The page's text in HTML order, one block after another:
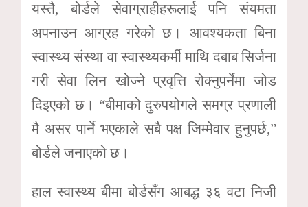
यस्तै, बोर्डले सेवाग्राहीहरूलाई पनि संयमता
अपनाउन आग्रह गरेको छ। आवश्यकता बिना
स्वास्थ्य संस्था वा स्वास्थ्यकर्मी माथि दबाब सिर्जना
गरी सेवा लिन खोज्ने प्रवृत्ति रोक्नुपर्नेमा जोड
दिइएको छ। “बीमाको दुरुपयोगले समग्र प्रणाली
मै असर पार्ने भएकाले सबै पक्ष जिम्मेवार हुनुपर्छ,”
बोर्डले जनाएको छ।
हाल स्वास्थ्य बीमा बोर्डसँग आबद्ध ३६ वटा निजी